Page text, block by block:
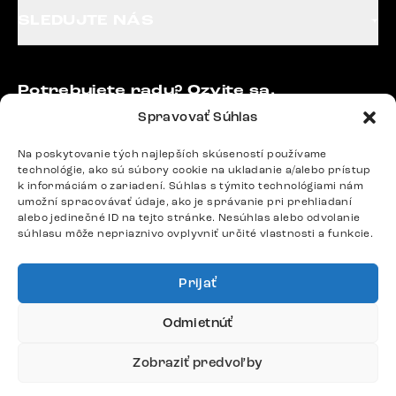
Spravovať Súhlas
Na poskytovanie tých najlepších skúseností používame
technológie, ako sú súbory cookie na ukladanie a/alebo prístup
k informáciám o zariadení. Súhlas s týmito technológiami nám
umožní spracovávať údaje, ako je správanie pri prehliadaní
alebo jedinečné ID na tejto stránke. Nesúhlas alebo odvolanie
súhlasu môže nepriaznivo ovplyvniť určité vlastnosti a funkcie.
Prijať
Odmietnúť
Zobraziť predvoľby
Potrebujete radu? Ozvite sa.
podpora@delife-shop.sk
Odpovedáme do 24 hodín.
Google recenzie
4,8